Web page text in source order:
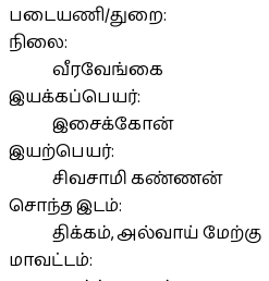
படையணி/துறை:
நிலை:
வீரவேங்கை
இயக்கப்பெயர்:
இசைக்கோன்
இயற்பெயர்:
சிவசாமி கண்ணன்
சொந்த இடம்:
திக்கம், அல்வாய் மேற்கு
மாவட்டம்: